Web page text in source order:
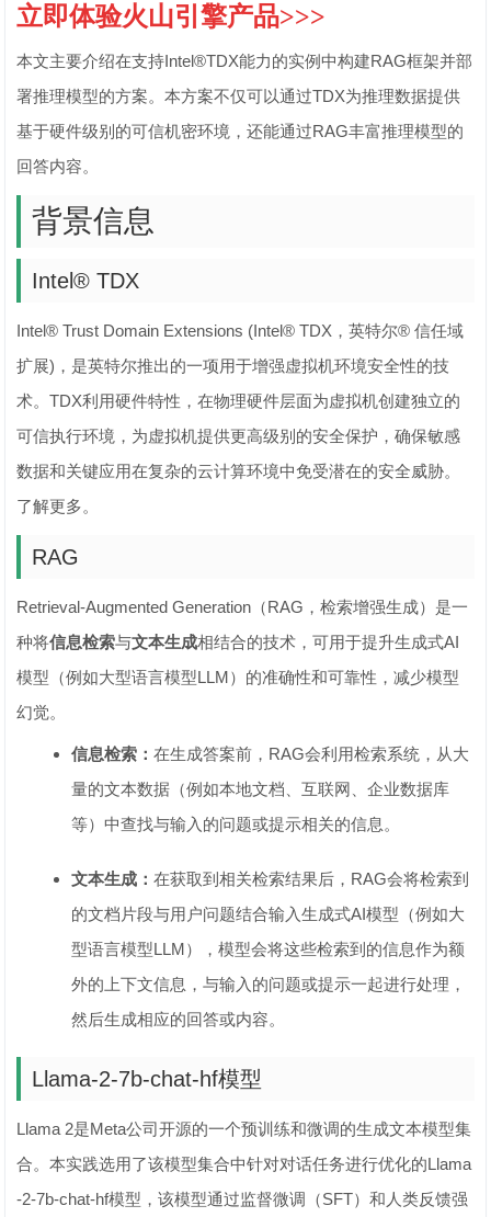
立即体验火山引擎产品>>>
本文主要介绍在支持Intel®TDX能力的实例中构建RAG框架并部
署推理模型的方案。本方案不仅可以通过TDX为推理数据提供
基于硬件级别的可信机密环境，还能通过RAG丰富推理模型的
回答内容。
背景信息
Intel® TDX
Intel® Trust Domain Extensions (Intel® TDX，英特尔® 信任域
扩展)，是英特尔推出的一项用于增强虚拟机环境安全性的技
术。TDX利用硬件特性，在物理硬件层面为虚拟机创建独立的
可信执行环境，为虚拟机提供更高级别的安全保护，确保敏感
数据和关键应用在复杂的云计算环境中免受潜在的安全威胁。
了解更多。
RAG
Retrieval-Augmented Generation（RAG，检索增强生成）是一
种将信息检索与文本生成相结合的技术，可用于提升生成式AI
模型（例如大型语言模型LLM）的准确性和可靠性，减少模型
幻觉。
信息检索：在生成答案前，RAG会利用检索系统，从大
量的文本数据（例如本地文档、互联网、企业数据库
等）中查找与输入的问题或提示相关的信息。
文本生成：在获取到相关检索结果后，RAG会将检索到
的文档片段与用户问题结合输入生成式AI模型（例如大
型语言模型LLM），模型会将这些检索到的信息作为额
外的上下文信息，与输入的问题或提示一起进行处理，
然后生成相应的回答或内容。
Llama-2-7b-chat-hf模型
Llama 2是Meta公司开源的一个预训练和微调的生成文本模型集
合。本实践选用了该模型集合中针对对话任务进行优化的Llama
-2-7b-chat-hf模型，该模型通过监督微调（SFT）和人类反馈强